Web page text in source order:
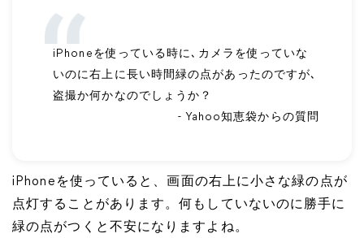
iPhoneを使っている時に､カメラを使っていな
いのに右上に長い時間緑の点があったのですが､
盗撮か何かなのでしょうか？
- Yahoo知恵袋からの質問
iPhoneを使っていると、画面の右上に小さな緑の点が
点灯することがあります。何もしていないのに勝手に
緑の点がつくと不安になりますよね。